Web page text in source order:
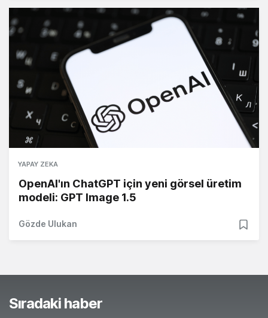
YAPAY ZEKA
OpenAI'ın ChatGPT için yeni görsel üretim
modeli: GPT Image 1.5
Gözde Ulukan
Sıradaki haber